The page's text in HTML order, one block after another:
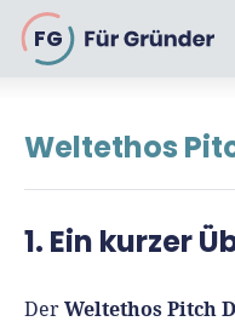
FG
Selbstständig
Über 500Gründen
Weltethos
1. Ein kurzer
Der Weltethos Pitch